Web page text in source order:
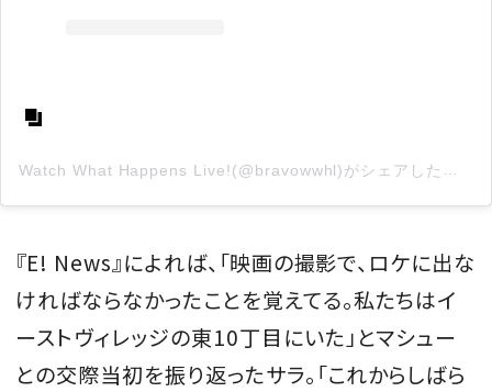
Watch What Happens Live!(@bravowwhl)がシェアした投稿
『E! News』によれば、「映画の撮影で、ロケに出な
ければならなかったことを覚えてる。私たちはイ
ーストヴィレッジの東10丁目にいた」とマシュー
との交際当初を振り返ったサラ。「これからしばら